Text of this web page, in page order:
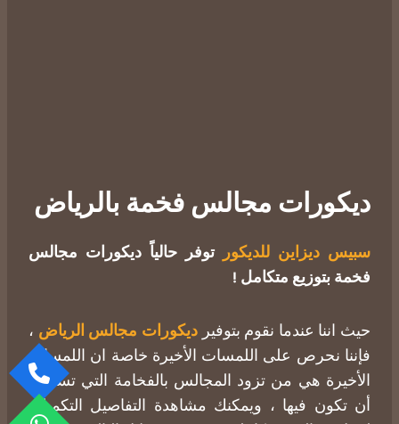
ديكورات مجالس فخمة بالرياض
سبيس ديزاين للديكور
توفر حالياً ديكورات مجالس
فخمة بتوزيع متكامل !
حيث اننا عندما نقوم بتوفيرديكورات مجالس الرياض ،
فإننا نحرص على اللمسات الأخيرة خاصة ان اللمسات
الأخيرة هي من تزود المجالس بالفخامة التي تستحق
أن تكون فيها ، ويمكنك مشاهدة التفاصيل التكميلية